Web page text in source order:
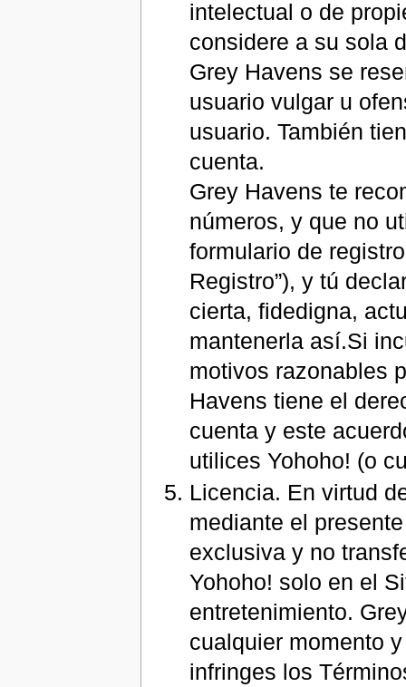
intelectual o de
considere a su sola
Grey Havens se
usuario vulgar u
usuario. También
cuenta.
Grey Havens te
números, y que no
formulario de
Registro”), y tú
cierta, fidedigna,
mantenerla así.Si
motivos razonables
Havens tiene el
cuenta y este
utilices Yohoho! (o
Licencia. En virtud
mediante el
exclusiva y no
Yohoho! solo en el
entretenimiento.
cualquier momento
infringes los